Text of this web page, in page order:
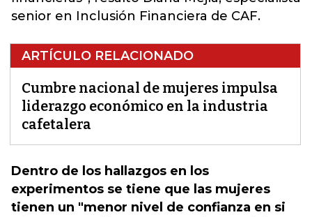
senior en Inclusión Financiera de CAF.
ARTÍCULO RELACIONADO
Cumbre nacional de mujeres impulsa
liderazgo económico en la industria
cafetalera
Dentro de los hallazgos en los
experimentos se tiene que las mujeres
tienen un "menor nivel de confianza en si